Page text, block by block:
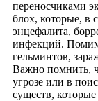
переносчиками
блох, которые, в
энцефалита,
инфекций.
гельминтов,
Важно помнить,
угрозе или в
существ,